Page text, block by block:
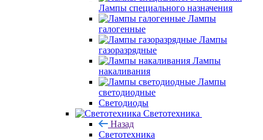
Лампы специального назначения
Лампы
галогенные
Лампы
газоразрядные
Лампы
накаливания
Лампы
светодиодные
Светодиоды
Светотехника
Назад
Светотехника